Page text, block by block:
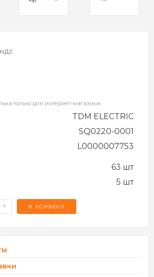
только для интернет-магазина
TDM ELECTRIC
SQ0220-0001
L0000007753
63 шт
5 шт
+ В КОРЗИНУ